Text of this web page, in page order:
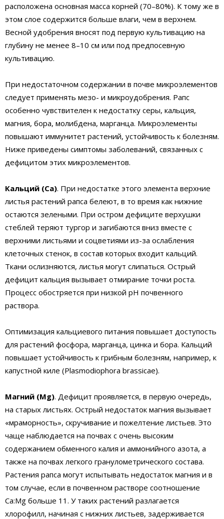
расположена основная масса корней (70–80%). К тому же в
этом слое содержится больше влаги, чем в верхнем.
Весной удобрения вносят под первую культивацию на
глубину не менее 8–10 см или под предпосевную
культивацию.
При недостаточном содержании в почве микроэлементов
следует применять мезо- и микроудобрения. Рапс
особенно чувствителен к недостатку серы, кальция,
магния, бора, молибдена, марганца. Микроэлементы
повышают иммунитет растений, устойчивость к болезням.
Ниже приведены симптомы заболеваний, связанных с
дефицитом этих микроэлементов.
Кальций (Са). При недостатке этого элемента верхние
листья растений рапса белеют, в то время как нижние
остаются зелеными. При остром дефиците верхушки
стеблей теряют тургор и загибаются вниз вместе с
верхними листьями и соцветиями из-за ослабления
клеточных стенок, в состав которых входит кальций.
Ткани ослизняются, листья могут слипаться. Острый
дефицит кальция вызывает отмирание точки роста.
Процесс обостряется при низкой pH почвенного
раствора.
Оптимизация кальциевого питания повышает доступость
для растений фосфора, марганца, цинка и бора. Кальций
повышает устойчивость к грибным болезням, например, к
капустной киле (Plasmodiophora brassicae).
Магний (Мg). Дефицит проявляется, в первую очередь,
на старых листьях. Острый недостаток магния вызывает
«мраморность», скручивание и пожелтение листьев. Это
чаще наблюдается на почвах с очень высоким
содержанием обменного калия и аммонийного азота, а
также на почвах легкого гранулометрического состава.
Растения рапса могут испытывать недостаток магния и в
том случае, если в почвенном растворе соотношение
Са:Мg больше 11. У таких растений разлагается
хлорофилл, начиная с нижних листьев, задерживается